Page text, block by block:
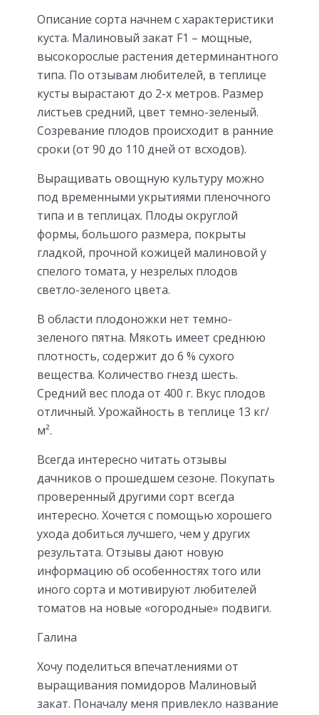
Описание сорта начнем с характеристики
куста. Малиновый закат F1 – мощные,
высокорослые растения детерминантного
типа. По отзывам любителей, в теплице
кусты вырастают до 2-х метров. Размер
листьев средний, цвет темно-зеленый.
Созревание плодов происходит в ранние
сроки (от 90 до 110 дней от всходов).
Выращивать овощную культуру можно
под временными укрытиями пленочного
типа и в теплицах. Плоды округлой
формы, большого размера, покрыты
гладкой, прочной кожицей малиновой у
спелого томата, у незрелых плодов
светло-зеленого цвета.
В области плодоножки нет темно-
зеленого пятна. Мякоть имеет среднюю
плотность, содержит до 6 % сухого
вещества. Количество гнезд шесть.
Средний вес плода от 400 г. Вкус плодов
отличный. Урожайность в теплице 13 кг/
м².
Всегда интересно читать отзывы
дачников о прошедшем сезоне. Покупать
проверенный другими сорт всегда
интересно. Хочется с помощью хорошего
ухода добиться лучшего, чем у других
результата. Отзывы дают новую
информацию об особенностях того или
иного сорта и мотивируют любителей
томатов на новые «огородные» подвиги.
Галина
Хочу поделиться впечатлениями от
выращивания помидоров Малиновый
закат. Поначалу меня привлекло название